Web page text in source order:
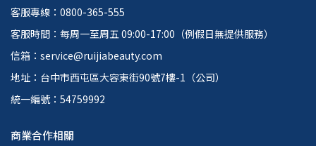
客服專線：0800-365-555
客服時間：每周一至周五 09:00-17:00（例假日無提供服務）
信箱：service@ruijiabeauty.com
地址：台中市西屯區大容東街90號7樓-1（公司）
統一編號：54759992
商業合作相關